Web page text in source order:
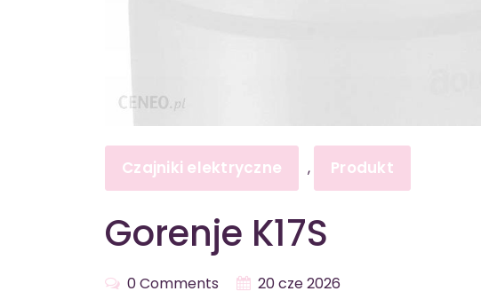
Czajniki elektryczne , Produkt
Gorenje K17S
0 Comments 20 cze 2026